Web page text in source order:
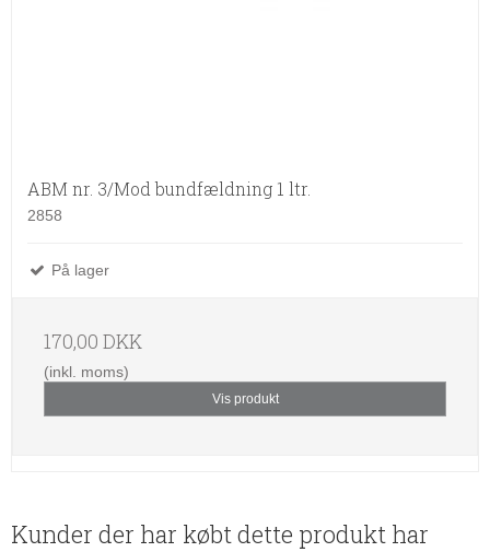
ABM nr. 3/Mod bundfældning 1 ltr.
2858
På lager
170,00 DKK
(inkl. moms)
Vis produkt
Kunder der har købt dette produkt har